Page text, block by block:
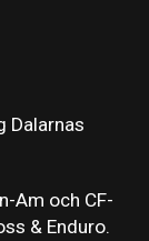
Dalarnas
Am och CF-
& Enduro.